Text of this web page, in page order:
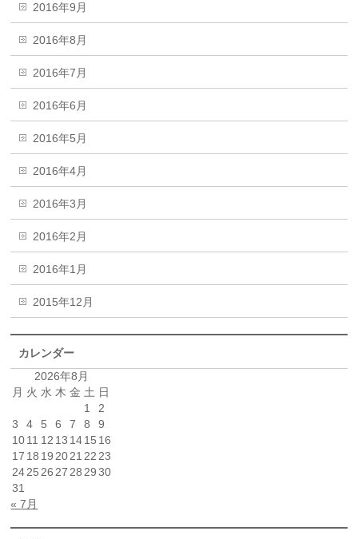
2016年9月
2016年8月
2016年7月
2016年6月
2016年5月
2016年4月
2016年3月
2016年2月
2016年1月
2015年12月
カレンダー
2026年8月
月 火 水 木 金 土 日
1
2
3
4 5 6 7 8
9
1011 12 13 1415 16
17 18 19 2021 22 23
2425 26 27 28 29 30
31
« 7月